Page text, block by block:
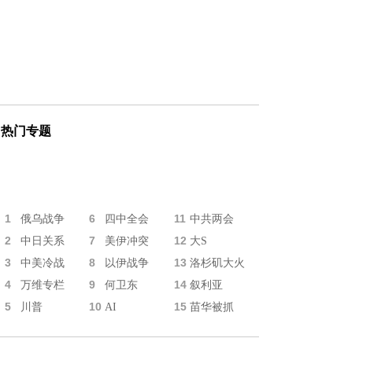
热门专题
1 俄乌战争 6 四中全会 11 中共两会
2 中日关系 7 美伊冲突 12 大S
3 中美冷战 8 以伊战争 13 洛杉矶大火
4 万维专栏 9 何卫东 14 叙利亚
5 川普 10 AI 15 苗华被抓